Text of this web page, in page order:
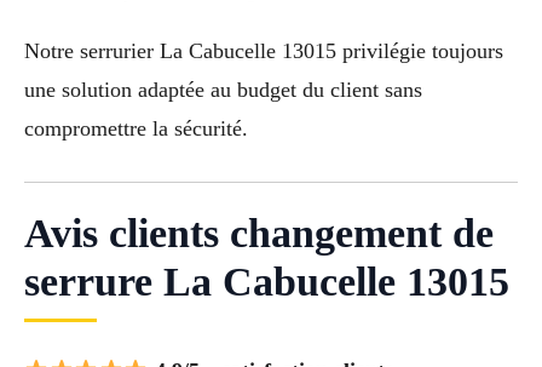
Notre serrurier La Cabucelle 13015 privilégie toujours
une solution adaptée au budget du client sans
compromettre la sécurité.
Avis clients changement de
serrure La Cabucelle 13015